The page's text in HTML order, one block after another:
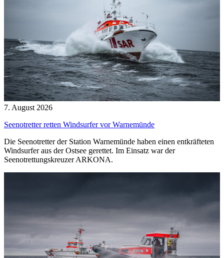
7. August 2026
Seenotretter retten Windsurfer vor Warnemünde
Die Seenotretter der Station Warnemünde haben einen entkräfteten
Windsurfer aus der Ostsee gerettet. Im Einsatz war der
Seenotrettungskreuzer ARKONA.